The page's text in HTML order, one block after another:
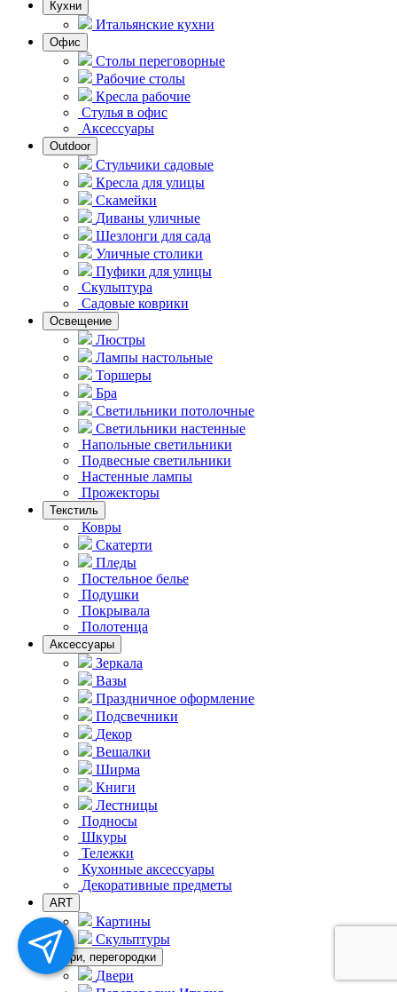
Кухни
Итальянские кухни
Офис
Столы переговорные
Рабочие столы
Кресла рабочие
Стулья в офис
Аксессуары
Outdoor
Стульчики садовые
Кресла для улицы
Скамейки
Диваны уличные
Шезлонги для сада
Уличные столики
Пуфики для улицы
Скульптура
Садовые коврики
Освещение
Люстры
Лампы настольные
Торшеры
Бра
Светильники потолочные
Светильники настенные
Напольные светильники
Подвесные светильники
Hастенные лампы
Прожекторы
Текстиль
Ковры
Скатерти
Пледы
Постельное белье
Подушки
Покрывала
Полотенца
Аксессуары
Зеркала
Вазы
Праздничное оформление
Подсвечники
Декор
Вешалки
Ширма
Книги
Лестницы
Подносы
Шкуры
Тележки
Кухонные аксессуары
Декоративные предметы
ART
Картины
Скульптуры
Двери, перегородки
Двери